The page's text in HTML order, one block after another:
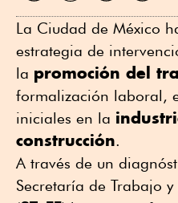
La Ciudad de México
estrategia de
la promoción del
formalización laboral,
iniciales en la
construcción.
A través de un
Secretaría de Trabajo